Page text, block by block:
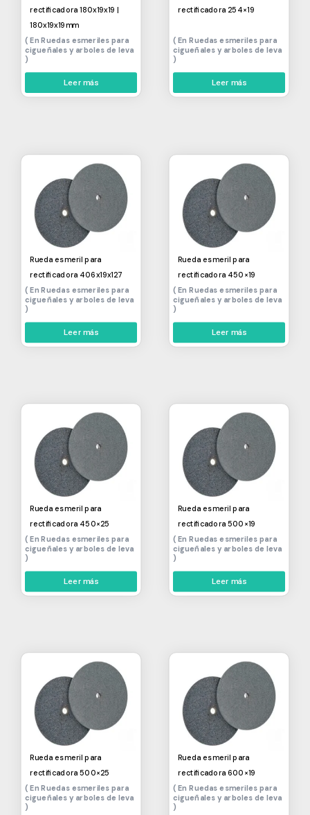
rectificadora 180x19x19 |
180x19x19mm
Ruedas esmeriles para
cigueñales y arboles de leva
Leer más
rectificadora 254×19
Ruedas esmeriles para
cigueñales y arboles de leva
Leer más
Rueda esmeril para
rectificadora 406x19x127
Ruedas esmeriles para
cigueñales y arboles de leva
Leer más
Rueda esmeril para
rectificadora 450×19
Ruedas esmeriles para
cigueñales y arboles de leva
Leer más
Rueda esmeril para
rectificadora 450×25
Ruedas esmeriles para
cigueñales y arboles de leva
Leer más
Rueda esmeril para
rectificadora 500×19
Ruedas esmeriles para
cigueñales y arboles de leva
Leer más
Rueda esmeril para
rectificadora 500×25
Ruedas esmeriles para
cigueñales y arboles de leva
Rueda esmeril para
rectificadora 600×19
Ruedas esmeriles para
cigueñales y arboles de leva